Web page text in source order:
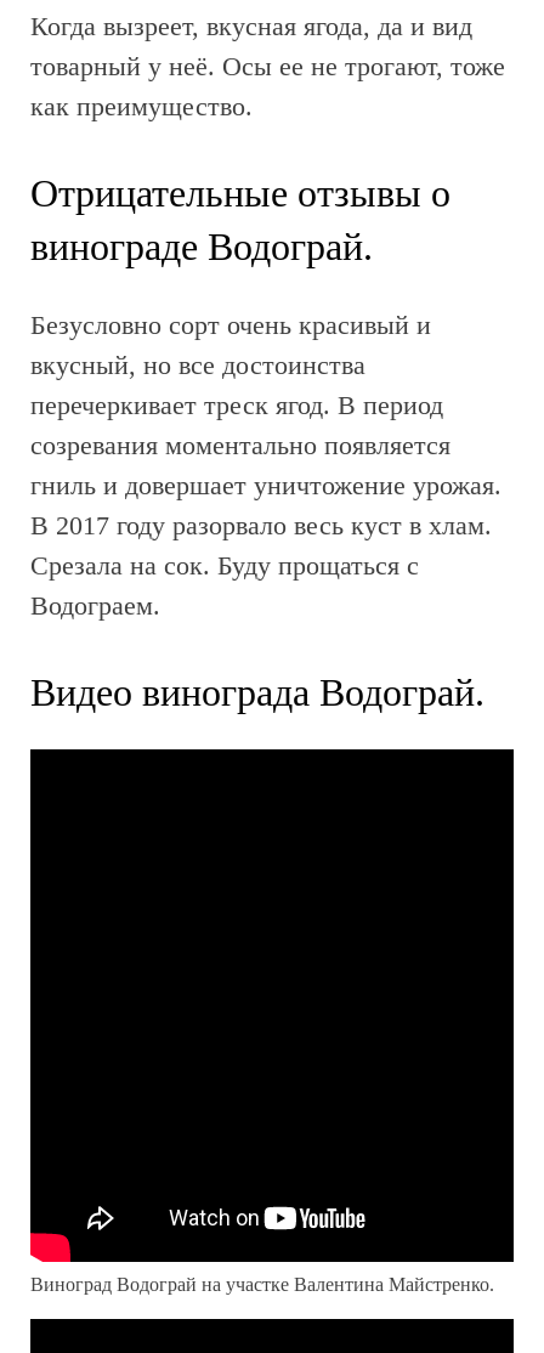
Когда вызреет, вкусная ягода, да и вид
товарный у неё. Осы ее не трогают, тоже
как преимущество.
Отрицательные отзывы о
винограде Водограй.
Безусловно сорт очень красивый и
вкусный, но все достоинства
перечеркивает треск ягод. В период
созревания моментально появляется
гниль и довершает уничтожение урожая.
В 2017 году разорвало весь куст в хлам.
Срезала на сок. Буду прощаться с
Водограем.
Видео винограда Водограй.
Виноград Водограй на участке Валентина Майстренко.